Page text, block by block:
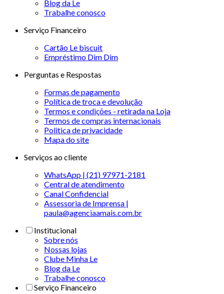
Blog da Le
Trabalhe conosco
Serviço Financeiro
Cartão Le biscuit
Empréstimo Dim Dim
Perguntas e Respostas
Formas de pagamento
Política de troca e devolução
Termos e condições - retirada na Loja
Termos de compras internacionais
Politica de privacidade
Mapa do site
Serviços ao cliente
WhatsApp | (21) 97971-2181
Central de atendimento
Canal Confidencial
Assessoria de Imprensa |
paula@agenciaamais.com.br
Institucional
Sobre nós
Nossas lojas
Clube Minha Le
Blog da Le
Trabalhe conosco
Serviço Financeiro